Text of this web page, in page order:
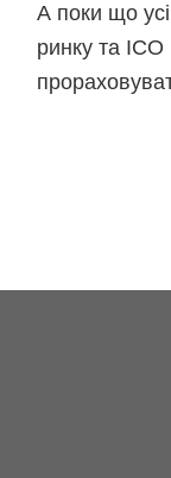
А поки що
ринку та